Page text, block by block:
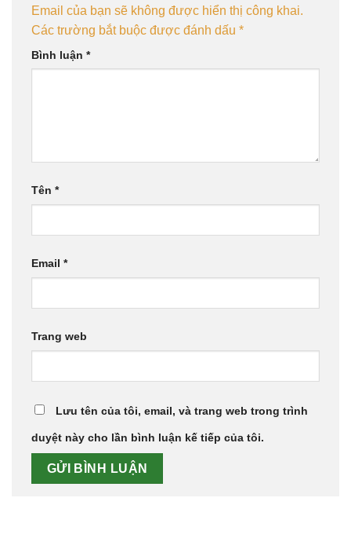
Email của bạn sẽ không được hiển thị công khai.
Các trường bắt buộc được đánh dấu *
Bình luận *
Tên *
Email *
Trang web
Lưu tên của tôi, email, và trang web trong trình
duyệt này cho lần bình luận kế tiếp của tôi.